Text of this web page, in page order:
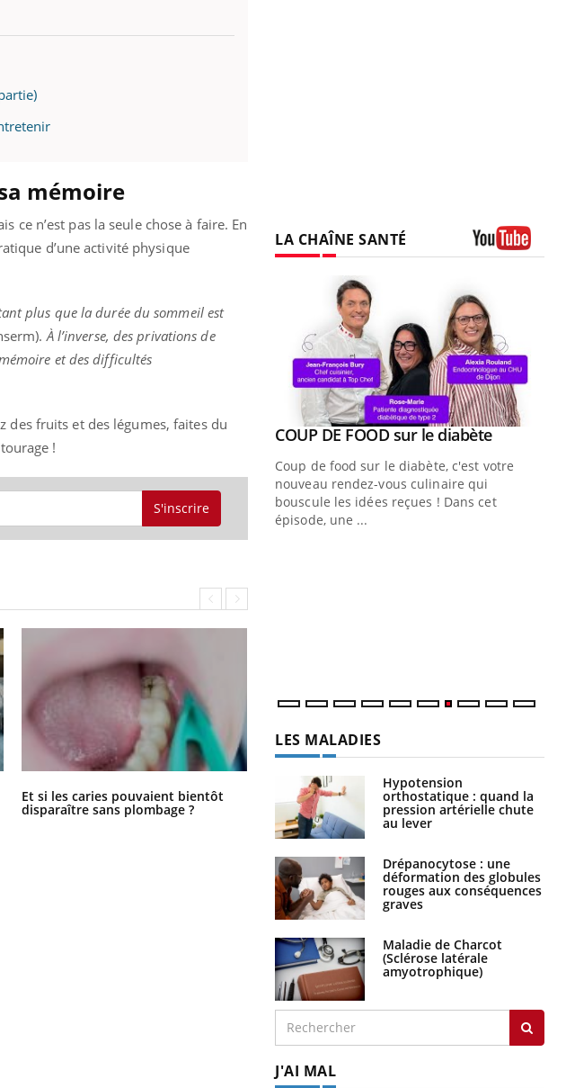
mémoire
ce n’est pas la seule chose à faire. En
d’une activité physique
plus que la durée du sommeil est
À l’inverse, des privations de
et des difficultés
des fruits et des légumes, faites du
!
S'inscrire
Et si les caries pouvaient bientôt
disparaître sans plombage ?
Éclipse solaire du 12 août : “Des
verres adaptés, c'est indispensable
pour la santé des yeux”
LA CHAÎNE SANTÉ
Youtube
Un « jumeau numérique » pour
faciliter l’accès à la médecine
Un établissement lié à un groupe
mutualiste innove en matière de bilan de
santé : l'utilisation d'un « jumeau
Youtube
COUP DE FOOD sur le diabèteYoutube
Coup de food sur le diabète, c'est votre
nouveau rendez-vous culinaire qui
bouscule les idées reçues ! Dans cet
épisode, une ...
LES MALADIES
Hypotension
orthostatique : quand la
pression artérielle chute
au lever
Drépanocytose : une
déformation des globules
rouges aux conséquences
graves
Maladie de Charcot
(Sclérose latérale
amyotrophique)
J'AI MAL